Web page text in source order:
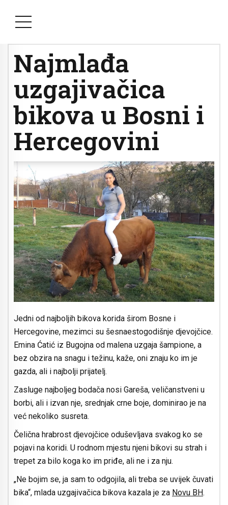
Najmlađa
uzgajivačica
bikova u Bosni i
Hercegovini
Jedni od najboljih bikova korida širom Bosne i
Hercegovine, mezimci su šesnaestogodišnje djevojčice.
Emina Ćatić iz Bugojna od malena uzgaja šampione, a
bez obzira na snagu i težinu, kaže, oni znaju ko im je
gazda, ali i najbolji prijatelj.
Zasluge najboljeg bodača nosi Gareša, veličanstveni u
borbi, ali i izvan nje, srednjak crne boje, dominirao je na
već nekoliko susreta.
Čelična hrabrost djevojčice oduševljava svakog ko se
pojavi na koridi. U rodnom mjestu njeni bikovi su strah i
trepet za bilo koga ko im priđe, ali ne i za nju.
„Ne bojim se, ja sam to odgojila, ali treba se uvijek čuvati
bika“, mlada uzgajivačica bikova kazala je za Novu BH.